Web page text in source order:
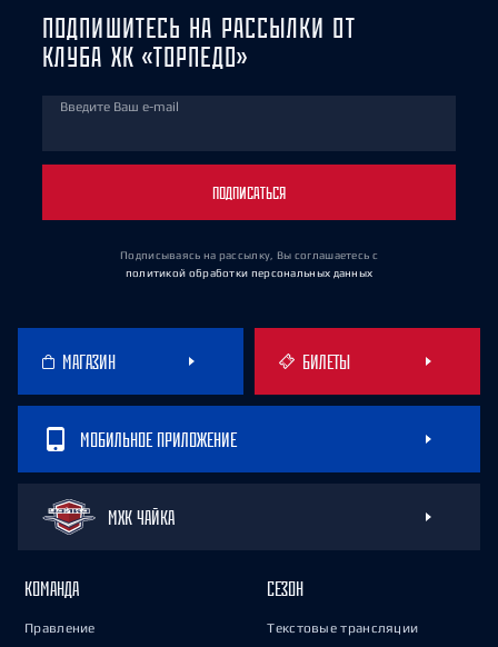
ПОДПИШИТЕСЬ НА РАССЫЛКИ ОТ
КЛУБА ХК «ТОРПЕДО»
Введите Ваш e-mail
ПОДПИСАТЬСЯ
Подписываясь на рассылку, Вы соглашаетесь с
политикой обработки персональных данных
МАГАЗИН БИЛЕТЫ
МОБИЛЬНОЕ ПРИЛОЖЕНИЕ
МХК ЧАЙКА
КОМАНДА
Правление
СЕЗОН
Текстовые трансляции